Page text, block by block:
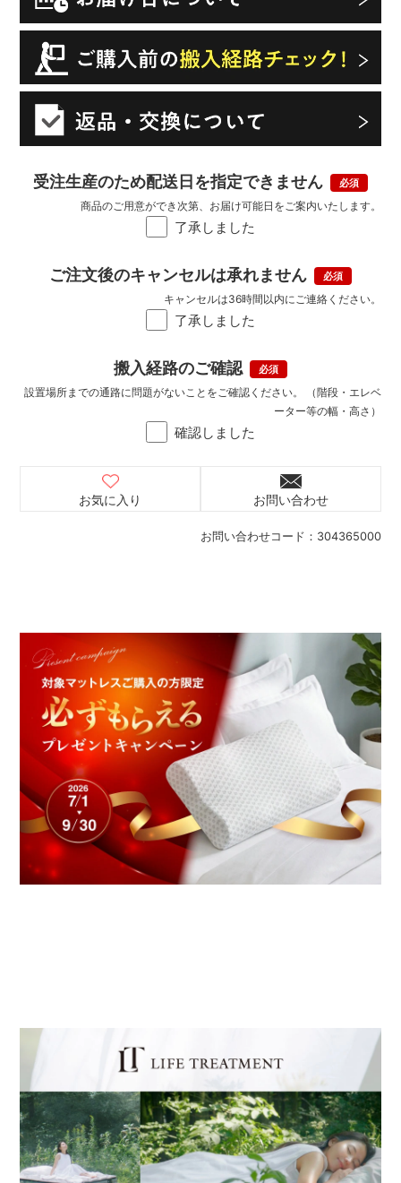
お問い合わせコード： 304365000
受注生産のため配送日を指定できません
了承しました
商品のご用意ができ次第、お届け可能日をご案内いたします。
ご注文後のキャンセルは承れません
了承しました
キャンセルは36時間以内にご連絡ください。
搬入経路のご確認
確認しました
設置場所までの通路に問題がないことをご確認ください。 （階段・エレベ
ーター等の幅・高さ）
お気に入り お問い合わせ